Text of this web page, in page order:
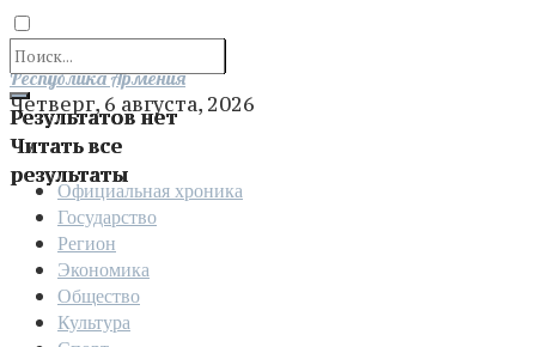
Результатов нет
Читать все
результаты
Отправить
Республика Армения
Четверг, 6 августа, 2026
Официальная хроника
Государство
Регион
Экономика
Общество
Культура